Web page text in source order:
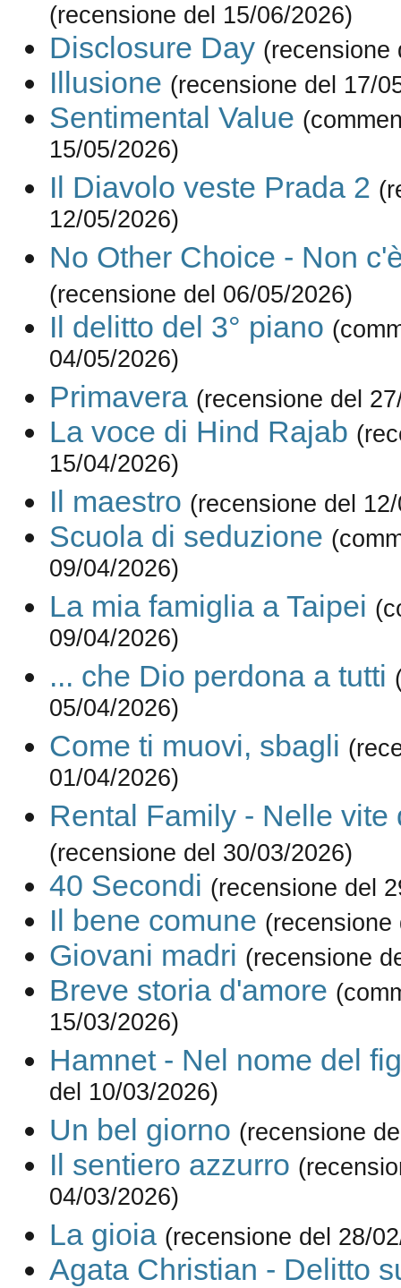
(recensione del 15/06/2026)
Disclosure Day (recensione
Illusione (recensione del 17/
Sentimental Value
15/05/2026)
Il Diavolo veste Prada 2
12/05/2026)
No Other Choice - Non
(recensione del 06/05/2026)
Il delitto del 3° piano
04/05/2026)
Primavera (recensione del
La voce di Hind Rajab
15/04/2026)
Il maestro (recensione del
Scuola di seduzione
09/04/2026)
La mia famiglia a Taipei
09/04/2026)
... che Dio perdona a tutti
05/04/2026)
Come ti muovi, sbagli
01/04/2026)
Rental Family - Nelle vite
(recensione del 30/03/2026)
40 Secondi (recensione del
Il bene comune (recensione
Giovani madri (recensione
Breve storia d'amore
15/03/2026)
Hamnet - Nel nome del
del 10/03/2026)
Un bel giorno (recensione
Il sentiero azzurro
04/03/2026)
La gioia (recensione del 28/
Agata Christian - Delitto